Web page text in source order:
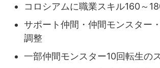
コロシアムに職業スキル160～
サポート仲間・仲間モンスター
調整
一部仲間モンスター10回転生の